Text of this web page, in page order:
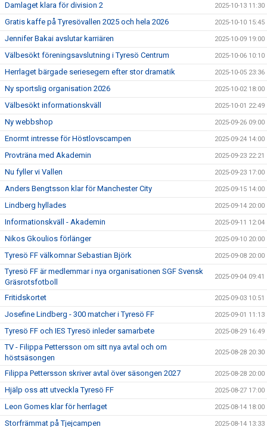
Damlaget klara för division 2 2025-10-13 11:30
Gratis kaffe på Tyresövallen 2025 och hela 2026 2025-10-10 15:45
Jennifer Bakai avslutar karriären 2025-10-09 19:00
Välbesökt föreningsavslutning i Tyresö Centrum 2025-10-06 10:10
Herrlaget bärgade seriesegern efter stor dramatik 2025-10-05 23:36
Ny sportslig organisation 2026 2025-10-02 18:00
Välbesökt informationskväll 2025-10-01 22:49
Ny webbshop 2025-09-26 09:00
Enormt intresse för Höstlovscampen 2025-09-24 14:00
Provträna med Akademin 2025-09-23 22:21
Nu fyller vi Vallen 2025-09-23 17:00
Anders Bengtsson klar för Manchester City 2025-09-15 14:00
Lindberg hyllades 2025-09-14 20:00
Informationskväll - Akademin 2025-09-11 12:04
Nikos Gkoulios förlänger 2025-09-10 20:00
Tyresö FF välkomnar Sebastian Björk 2025-09-08 20:00
Tyresö FF är medlemmar i nya organisationen SGF Svensk
Gräsrotsfotboll
2025-09-04 09:41
Fritidskortet 2025-09-03 10:51
Josefine Lindberg - 300 matcher i Tyresö FF 2025-09-01 11:13
Tyresö FF och IES Tyresö inleder samarbete 2025-08-29 16:49
TV - Filippa Pettersson om sitt nya avtal och om
höstsäsongen
2025-08-28 20:30
Filippa Pettersson skriver avtal över säsongen 2027 2025-08-28 20:00
Hjälp oss att utveckla Tyresö FF 2025-08-27 17:00
Leon Gomes klar för herrlaget 2025-08-14 18:00
Storfrämmat på Tjejcampen 2025-08-14 13:33